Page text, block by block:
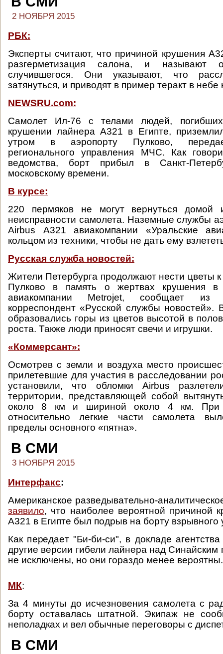
2 НОЯБРЯ 2015
РБК:
Эксперты считают, что причиной крушения
разгерметизация салона, и называют
случившегося. Они указывают, что
затянуться, и приводят в пример теракт в
NEWSRU.com:
Самолет Ил-76 с телами людей,
крушении лайнера А321 в Египте,
утром в аэропорту Пулково,
регионального управления МЧС. Как
ведомства, борт прибыл в Санкт-
московскому времени.
В курсе:
220 пермяков не могут вернуться домой
неисправности самолета. Наземные службы
Airbus А321 авиакомпании «Уральские
кольцом из техники, чтобы не дать ему
Русская служба новостей:
Жители Петербурга продолжают нести цветы
Пулково в память о жертвах крушения в
авиакомпании Metrojet, сообщает из
корреспондент «Русской службы новостей».
образовались горы из цветов высотой в
роста. Также люди приносят свечи и игрушки.
«Коммерсант»:
Осмотрев с земли и воздуха место
прилетевшие для участия в расследовании
установили, что обломки Airbus
территории, представляющей собой
около 8 км и шириной около 4 км. При
относительно легкие части самолета
пределы основного «пятна».
В СМИ
3 НОЯБРЯ 2015
Интерфакс:
Американское разведывательно-
заявило, что наиболее вероятной причиной
A321 в Египте был подрыв на борту взрывного
Как передает "Би-би-си", в докладе
другие версии гибели лайнера над Синайским
не исключены, но они гораздо менее вероятны.
МК:
За 4 минуты до исчезновения самолета с
борту оставалась штатной. Экипаж не
неполадках и вел обычные переговоры с
В СМИ